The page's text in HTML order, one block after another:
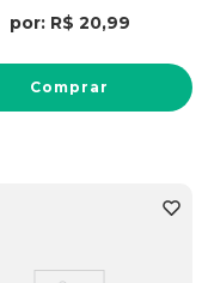
por: R$ 20,99
Comprar